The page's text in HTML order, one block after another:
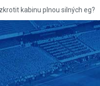
kabinu plnou silných eg?